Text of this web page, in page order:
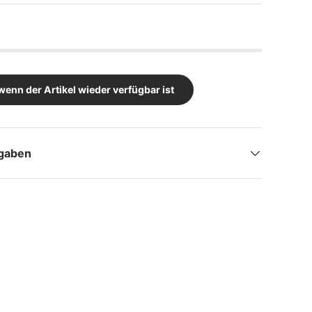
der Artikel wieder verfügbar ist